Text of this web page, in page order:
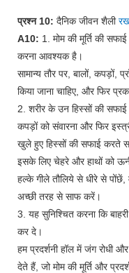
प्रश्न 10: दैनिक जीवन शैली
A10: 1. मोम की मूर्ति की
करना आवश्यक है।
सामान्य तौर पर, बालों, कपड़ों,
किया जाना चाहिए, और फिर
2. शरीर के उन हिस्सों की
कपड़ों को संवारना और फिर
खुले हुए हिस्सों की सफाई करते
इसके लिए चेहरे और हाथों को
हल्के गीले तौलिये से धीरे से
अच्छी तरह से साफ करें।
3. यह सुनिश्चित करना कि बाहरी
कर दे।
हम प्रदर्शनी हॉल में जंग रोधी
देते हैं, जो मोम की मूर्ति और